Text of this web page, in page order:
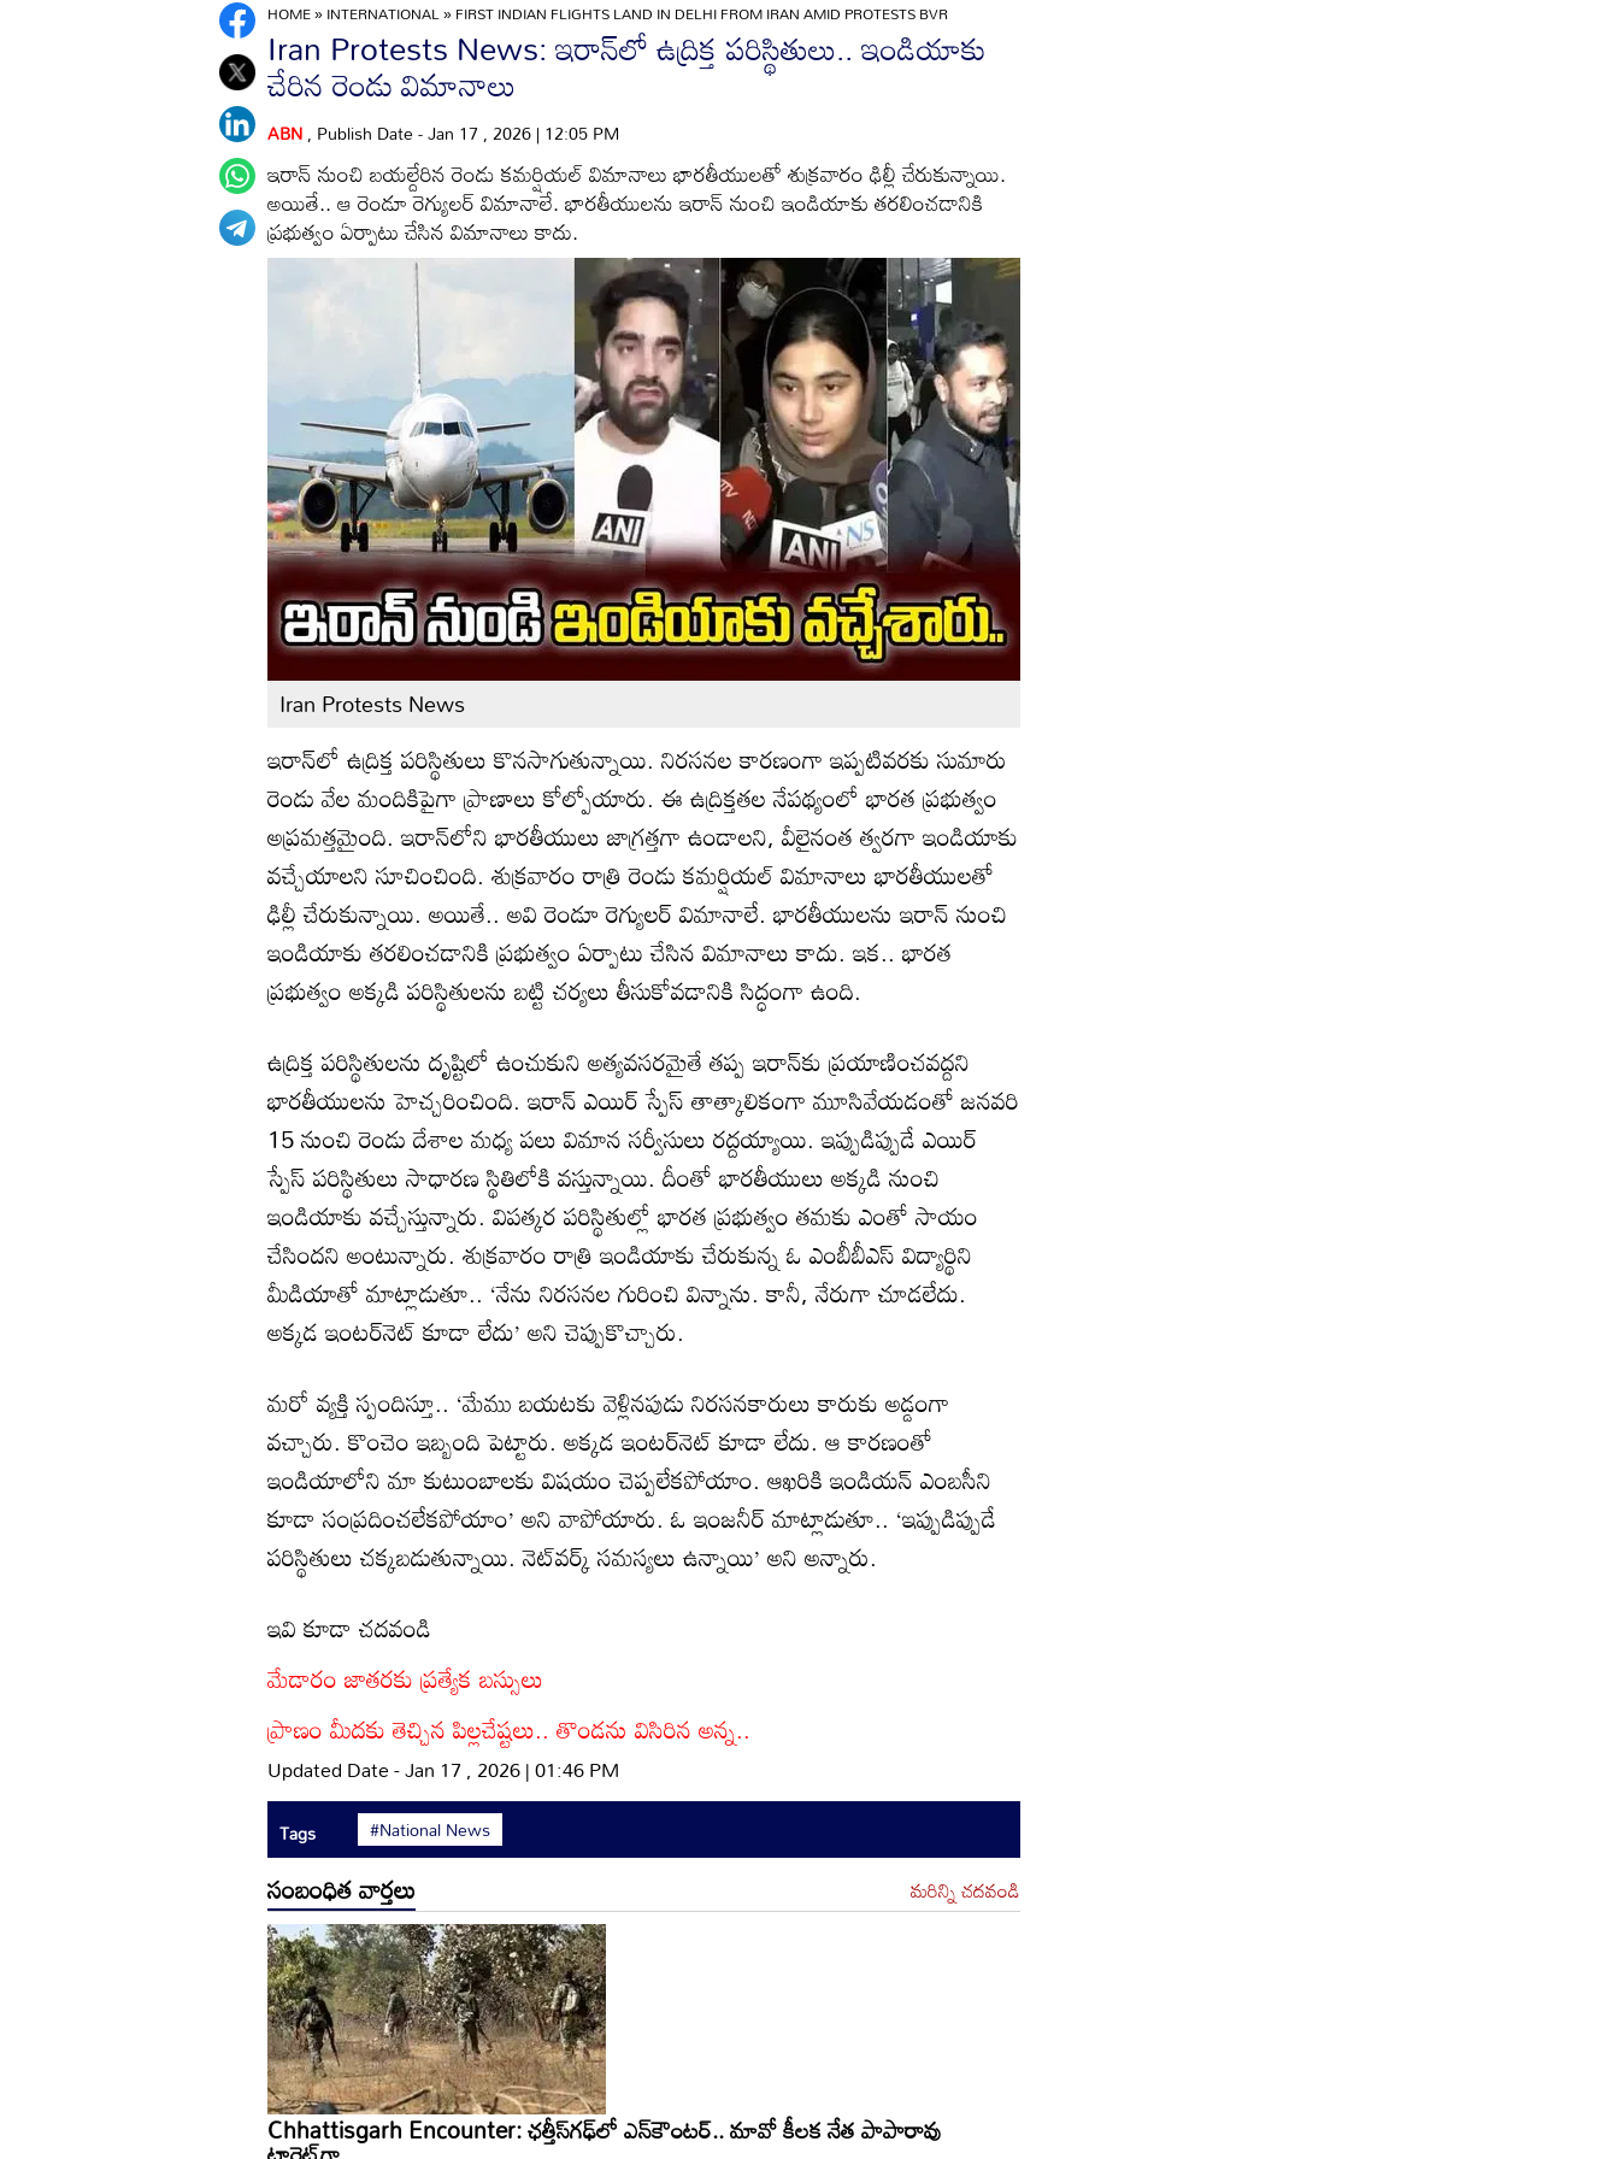
HOME»INTERNATIONAL»FIRST INDIAN FLIGHTS LAND IN DELHI FROM IRAN AMID PROTESTS BVR
Iran Protests News: ఇరాన్‌లో ఉద్రిక్త పరిస్థితులు.. ఇండియాకు
చేరిన రెండు విమానాలు
ABN, Publish Date - Jan 17 , 2026 | 12:05 PM
ఇరాన్ నుంచి బయల్దేరిన రెండు కమర్షియల్ విమానాలు భారతీయులతో శుక్రవారం ఢిల్లీ చేరుకున్నాయి.
అయితే.. ఆ రెండూ రెగ్యులర్ విమానాలే. భారతీయులను ఇరాన్ నుంచి ఇండియాకు తరలించడానికి
ప్రభుత్వం ఏర్పాటు చేసిన విమానాలు కాదు.
Iran Protests News
ఇరాన్‌లో ఉద్రిక్త పరిస్థితులు కొనసాగుతున్నాయి. నిరసనల కారణంగా ఇప్పటివరకు సుమారు
రెండు వేల మందికిపైగా ప్రాణాలు కోల్పోయారు. ఈ ఉద్రిక్తతల నేపథ్యంలో భారత ప్రభుత్వం
అప్రమత్తమైంది. ఇరాన్‌లోని భారతీయులు జాగ్రత్తగా ఉండాలని, వీలైనంత త్వరగా ఇండియాకు
వచ్చేయాలని సూచించింది. శుక్రవారం రాత్రి రెండు కమర్షియల్ విమానాలు భారతీయులతో
ఢిల్లీ చేరుకున్నాయి. అయితే.. అవి రెండూ రెగ్యులర్ విమానాలే. భారతీయులను ఇరాన్ నుంచి
ఇండియాకు తరలించడానికి ప్రభుత్వం ఏర్పాటు చేసిన విమానాలు కాదు. ఇక.. భారత
ప్రభుత్వం అక్కడి పరిస్థితులను బట్టి చర్యలు తీసుకోవడానికి సిద్ధంగా ఉంది.
ఉద్రిక్త పరిస్థితులను దృష్టిలో ఉంచుకుని అత్యవసరమైతే తప్ప ఇరాన్‌కు ప్రయాణించవద్దని
భారతీయులను హెచ్చరించింది. ఇరాన్ ఎయిర్ స్పేస్ తాత్కాలికంగా మూసివేయడంతో జనవరి
15 నుంచి రెండు దేశాల మధ్య పలు విమాన సర్వీసులు రద్దయ్యాయి. ఇప్పుడిప్పుడే ఎయిర్
స్పేస్ పరిస్థితులు సాధారణ స్థితిలోకి వస్తున్నాయి. దీంతో భారతీయులు అక్కడి నుంచి
ఇండియాకు వచ్చేస్తున్నారు. విపత్కర పరిస్థితుల్లో భారత ప్రభుత్వం తమకు ఎంతో సాయం
చేసిందని అంటున్నారు. శుక్రవారం రాత్రి ఇండియాకు చేరుకున్న ఓ ఎంబీబీఎస్ విద్యార్థిని
మీడియాతో మాట్లాడుతూ.. ‘నేను నిరసనల గురించి విన్నాను. కానీ, నేరుగా చూడలేదు.
అక్కడ ఇంటర్‌నెట్ కూడా లేదు’ అని చెప్పుకొచ్చారు.
మరో వ్యక్తి స్పందిస్తూ.. ‘మేము బయటకు వెళ్లినపుడు నిరసనకారులు కారుకు అడ్డంగా
వచ్చారు. కొంచెం ఇబ్బంది పెట్టారు. అక్కడ ఇంటర్‌‌నెట్ కూడా లేదు. ఆ కారణంతో
ఇండియాలోని మా కుటుంబాలకు విషయం చెప్పలేకపోయాం. ఆఖరికి ఇండియన్ ఎంబసీని
కూడా సంప్రదించలేకపోయాం’ అని వాపోయారు. ఓ ఇంజనీర్ మాట్లాడుతూ.. ‘ఇప్పుడిప్పుడే
పరిస్థితులు చక్కబడుతున్నాయి. నెట్‌వర్క్ సమస్యలు ఉన్నాయి’ అని అన్నారు.
ఇవి కూడా చదవండి
మేడారం జాతరకు ప్రత్యేక బస్సులు
ప్రాణం మీదకు తెచ్చిన పిల్లచేష్టలు.. తొండను విసిరిన అన్న..
Updated Date - Jan 17 , 2026 | 01:46 PM
Tags #National News
సంబంధిత వార్తలు మరిన్ని చదవండి
Chhattisgarh Encounter: ఛత్తీస్‌గఢ్‌లో ఎన్‌కౌంటర్.. మావో కీలక నేత పాపారావు